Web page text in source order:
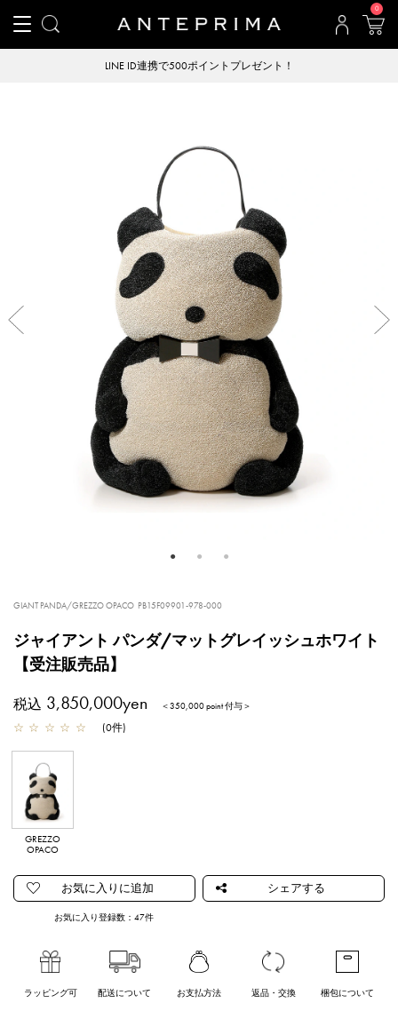
0
LINE ID連携で500ポイントプレゼント！
GIANT PANDA/GREZZO OPACO PB15F09901-978-000
ジャイアント パンダ/マットグレイッシュホワイト
【受注販売品】
税込 3,850,000yen ＜350,000 point 付与＞
☆ ☆ ☆ ☆ ☆ (0件)
GREZZO
OPACO
お気に入り登録数：47件
ラッピング可 配送について お支払方法 返品・交換 梱包について